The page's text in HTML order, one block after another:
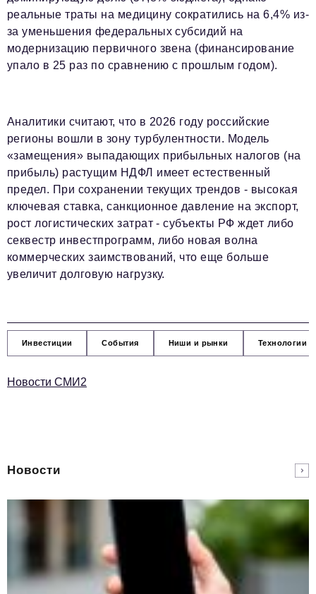
реальные траты на медицину сократились на 6,4% из-
за уменьшения федеральных субсидий на
модернизацию первичного звена (финансирование
упало в 25 раз по сравнению с прошлым годом).
Аналитики считают, что в 2026 году российские
регионы вошли в зону турбулентности. Модель
«замещения» выпадающих прибыльных налогов (на
прибыль) растущим НДФЛ имеет естественный
предел. При сохранении текущих трендов - высокая
ключевая ставка, санкционное давление на экспорт,
рост логистических затрат - субъекты РФ ждет либо
секвестр инвестпрограмм, либо новая волна
коммерческих заимствований, что еще больше
увеличит долговую нагрузку.
Инвестиции События Ниши и рынки Технологии
Новости СМИ2
Новости